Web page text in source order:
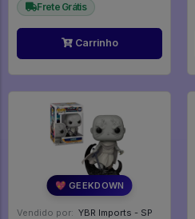
Frete Grátis
Carrinho
💖 GEEKDOWN
Vendido por: YBR Imports - SP